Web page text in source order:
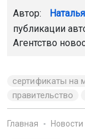
Автор:
публикации
Агентство
сертификаты на
правительство
Главная Новости